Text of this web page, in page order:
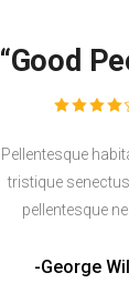
“Good
Pellentesque
tristique
pellentesque
-George